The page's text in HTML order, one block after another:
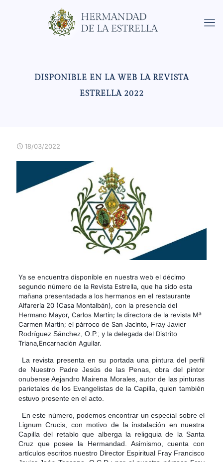
DISPONIBLE EN LA WEB LA REVISTA
ESTRELLA 2022
18/03/2022
Ya se encuentra disponible en nuestra web el décimo
segundo número de la Revista Estrella, que ha sido esta
mañana presentadada a los hermanos en el restaurante
Alfarería 20 (Casa Montalbán), con la presencia del
Hermano Mayor, Carlos Martín; la directora de la revista Mª
Carmen Martín; el párroco de San Jacinto, Fray Javier
Rodríguez Sánchez, O.P.; y la delegada del Distrito
Triana,Encarnación Aguilar.
La revista presenta en su portada una pintura del perfil
de Nuestro Padre Jesús de las Penas, obra del pintor
onubense Aejandro Mairena Morales, autor de las pinturas
parietales de los Evangelistas de la Capilla, quien también
estuvo presente en el acto.
En este número, podemos encontrar un especial sobre el
Lignum Crucis, con motivo de la instalación en nuestra
Capilla del retablo que alberga la religquia de la Santa
Cruz que posee la Hermandad. Asimismo, cuenta con
artículos escritos nuestro Director Espiritual Fray Francisco